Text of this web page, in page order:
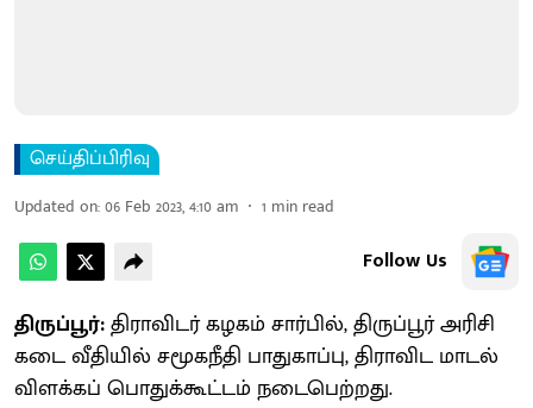
செய்திப்பிரிவு
Updated on:06 Feb 2023, 4:10 am 1 min read
Follow Us
திருப்பூர்:திராவிடர் கழகம் சார்பில், திருப்பூர் அரிசி
கடை வீதியில் சமூகநீதி பாதுகாப்பு, திராவிட மாடல்
விளக்கப் பொதுக்கூட்டம் நடைபெற்றது.